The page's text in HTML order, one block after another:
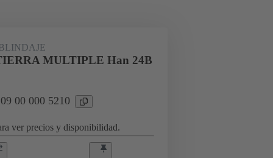
MULTIPLE Han 24B
00 000 5210
ver precios y disponibilidad.